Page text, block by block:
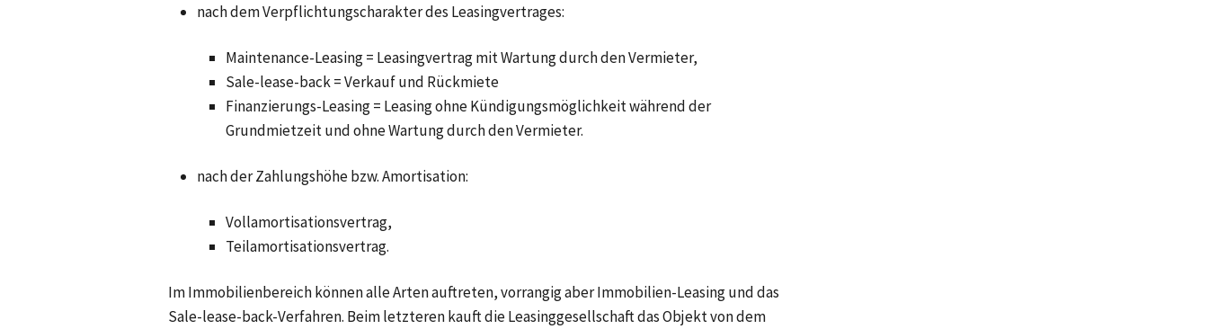
nach dem Verpflichtungscharakter des Leasingvertrages:
Maintenance-Leasing = Leasingvertrag mit Wartung durch den Vermieter,
Sale-lease-back = Verkauf und Rückmiete
Finanzierungs-Leasing = Leasing ohne Kündigungsmöglichkeit während der
Grundmietzeit und ohne Wartung durch den Vermieter.
nach der Zahlungshöhe bzw. Amortisation:
Vollamortisationsvertrag,
Teilamortisationsvertrag.
Im Immobilienbereich können alle Arten auftreten, vorrangig aber Immobilien-Leasing und das
Sale-lease-back-Verfahren. Beim letzteren kauft die Leasinggesellschaft das Objekt von dem